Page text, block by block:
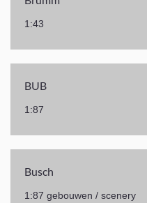
1:43
BUB
1:87
Busch
1:87 gebouwen / scenery